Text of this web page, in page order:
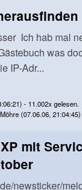
Ich hab mal
was
IP-Adr...
- 11.002x gelesen.
(07.06.06, 21:04:45)
mit
newsticker/